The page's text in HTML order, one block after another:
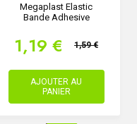
Megaplast Elastic
Bande Adhesive
1,19 € 1,59 €
AJOUTER AU
PANIER